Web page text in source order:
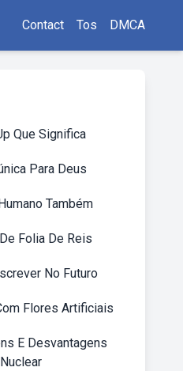
Contact Tos DMCA
Que Significa
Para Deus
Também
Folia De Reis
No Futuro
Flores Artificiais
E Desvantagens